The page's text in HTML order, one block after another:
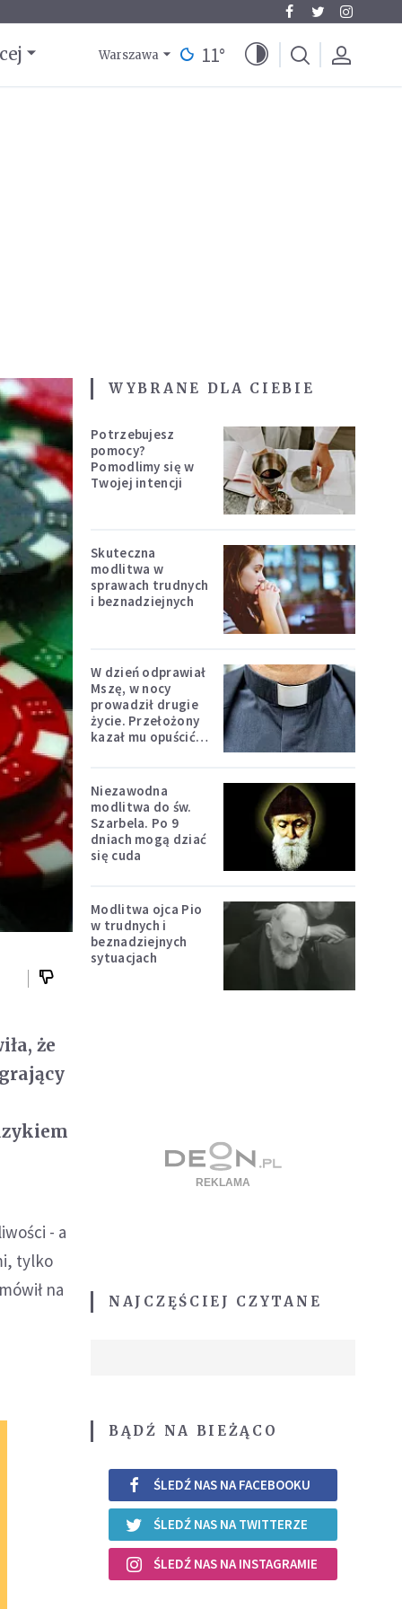
Warszawa 11°
że
- a
tylko
na
WYBRANE DLA CIEBIE
Potrzebujesz
pomocy?
Pomodlimy się w
Twojej intencji
Skuteczna
modlitwa w
sprawach trudnych
i beznadziejnych
W dzień odprawiał
Mszę, w nocy
prowadził drugie
życie. Przełożony
kazał mu opuścić
Niezawodna
modlitwa do św.
Szarbela. Po 9
dniach mogą dziać
się cuda
Modlitwa ojca Pio
w trudnych i
beznadziejnych
sytuacjach
NAJCZĘŚCIEJ CZYTANE
BĄDŹ NA BIEŻĄCO
ŚLEDŹ NAS NA FACEBOOKU
ŚLEDŹ NAS NA TWITTERZE
ŚLEDŹ NAS NA INSTAGRAMIE